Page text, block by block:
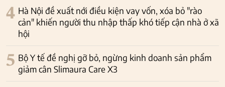
4 Hà Nội đề xuất nới điều kiện vay vốn, xóa bỏ "rào
cản" khiến người thu nhập thấp khó tiếp cận nhà ở xã
hội
5 Bộ Y tế đề nghị gỡ bỏ, ngừng kinh doanh sản phẩm
giảm cân Slimaura Care X3